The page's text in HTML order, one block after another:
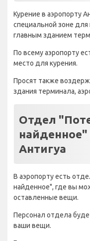
Курение в аэропорту
специальной зоне для
главным зданием
По всему аэропорту
место для курения.
Просят также
здания терминала,
Отдел
найденное"
Антигуа
В аэропорту есть
найденное", где вы
оставленные вещи.
Персонал отдела
ваши вещи.